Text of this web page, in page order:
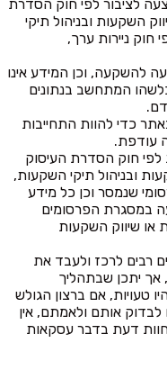
לציבור לפי חוק הסדרת
השקעות ובניהול תיקי
תשנ"ה-1995, ולפי חוק ניירות ערך,
להשקעה, וכן המידע אינו
כלשהו המתחשב בנתונים
כדי להוות התחייבות
עודפת.
חוק הסדרת העיסוק
ובניהול תיקי השקעות,
פרסומי שנמסר וכן כל מידע
במסגרת הפרסומים
או שיווק השקעות
רבים לרכז ולעבד את
אך יתכן שבתהליך
טעויות, אם ברצון הגולש
אותם ולאמתם, אין
דעת בדבר עסקאות